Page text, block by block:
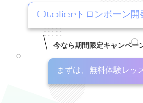
Otolierトロンボーン開
今なら期間限定キャンペー
まずは、無料体験レッ